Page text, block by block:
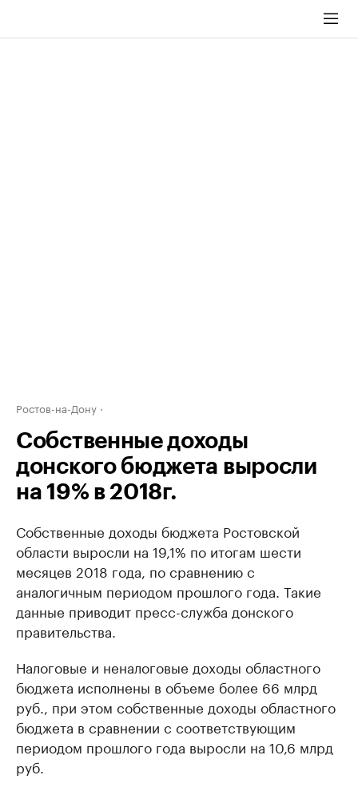
Ростов-на-Дону
Собственные доходы
донского бюджета выросли
на 19% в 2018г.
Собственные доходы бюджета Ростовской
области выросли на 19,1% по итогам шести
месяцев 2018 года, по сравнению с
аналогичным периодом прошлого года. Такие
данные приводит пресс-служба донского
правительства.
Налоговые и неналоговые доходы областного
бюджета исполнены в объеме более 66 млрд
руб., при этом собственные доходы областного
бюджета в сравнении с соответствующим
периодом прошлого года выросли на 10,6 млрд
руб.